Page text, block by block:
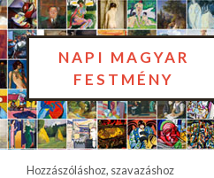
NAPI MAGYAR
FESTMÉNY
Hozzászóláshoz, szavazáshoz